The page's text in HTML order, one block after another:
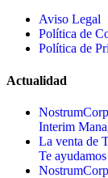
Aviso Legal
Política de
Política de
Actualidad
Interim
La venta de
Te ayudamos